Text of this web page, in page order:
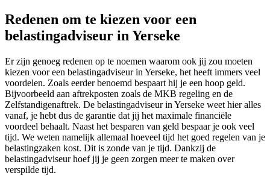
Redenen om te kiezen voor een
belastingadviseur in Yerseke
Er zijn genoeg redenen op te noemen waarom ook jij zou moeten
kiezen voor een belastingadviseur in Yerseke, het heeft immers veel
voordelen. Zoals eerder benoemd bespaart hij je een hoop geld.
Bijvoorbeeld aan aftrekposten zoals de MKB regeling en de
Zelfstandigenaftrek. De belastingadviseur in Yerseke weet hier alles
vanaf, je hebt dus de garantie dat jij het maximale financiële
voordeel behaalt. Naast het besparen van geld bespaar je ook veel
tijd. We weten namelijk allemaal hoeveel tijd het goed regelen van je
belastingzaken kost. Dit is zonde van je tijd. Dankzij de
belastingadviseur hoef jij je geen zorgen meer te maken over
verspilde tijd.